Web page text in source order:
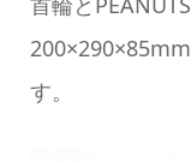
す。